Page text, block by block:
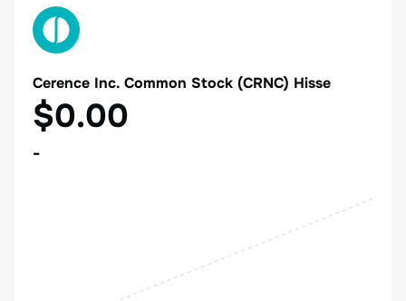
Cerence Inc. Common Stock (CRNC) Hisse
$0.00
-